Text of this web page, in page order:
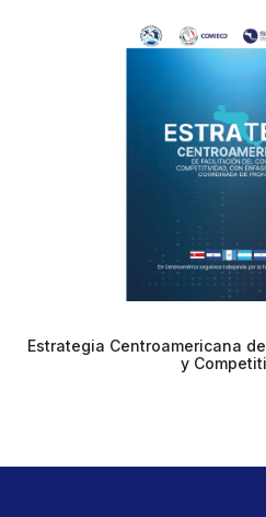
Estrategia Centroamericana
y